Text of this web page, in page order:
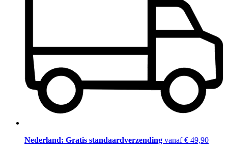
Nederland: Gratis standaardverzending vanaf € 49,90